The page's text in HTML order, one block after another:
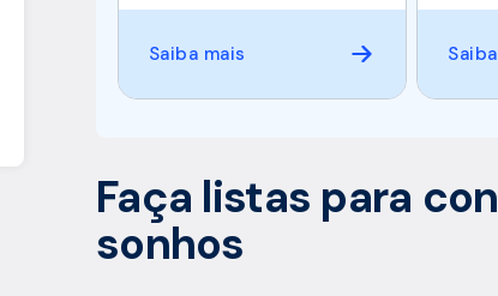
Saiba mais
Faça listas para
sonhos